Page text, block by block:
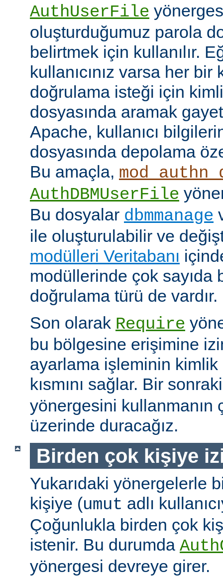
AuthUserFile
oluşturduğumuz parola
belirtmek için kullanılır.
kullanıcınız varsa her bir
doğrulama isteği için
dosyasında aramak
Apache, kullanıcı
dosyasında depolama
Bu amaçla,
AuthDBMUserFile
Bu dosyalar dbmmanage
ile oluşturulabilir ve
modülleri Veritabanı
modüllerinde çok sayıda
doğrulama türü de vardır.
Son olarak Require
bu bölgesine erişimine
ayarlama işleminin kimlik
kısmını sağlar. Bir
yönergesini kullanmanın
üzerinde duracağız.
Birden çok kişiye
Yukarıdaki yönergelerle
kişiye (umut adlı
Çoğunlukla birden çok
istenir. Bu durumda
yönergesi devreye girer.